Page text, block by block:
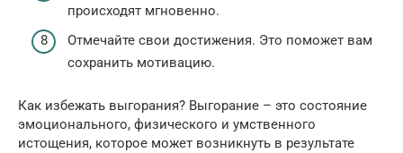
происходят мгновенно.
Отмечайте свои достижения. Это поможет вам
сохранить мотивацию.
Как избежать выгорания? Выгорание – это состояние
эмоционального, физического и умственного
истощения, которое может возникнуть в результате